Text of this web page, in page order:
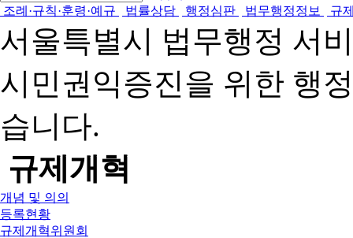
조례·규칙·훈령·예규 법률상담 행정심판 법무행정정보 규
서울특별시 법무행정 서
시민권익증진을 위한 행
습니다.
규제개혁
개념 및 의의
등록현황
규제개혁위원회